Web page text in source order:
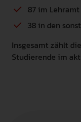
87 im
38 in den
Insgesamt zählt
Studierende im